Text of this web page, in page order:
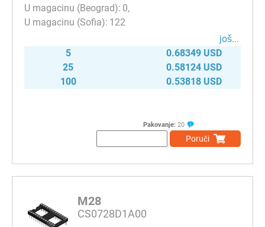
0
122
јоš...
5
0.68349 USD
25
0.58124 USD
100
0.53818 USD
Pakovanje: 20
Poruči
M28
CS0728D1A00